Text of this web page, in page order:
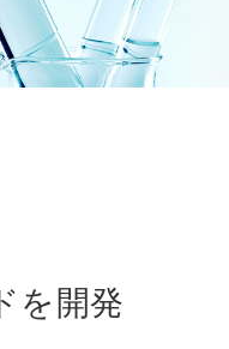
を開発